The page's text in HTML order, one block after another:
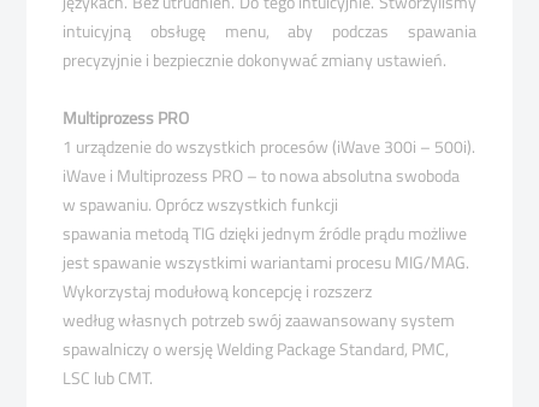
intuicyjną obsługę menu, aby podczas spawania
precyzyjnie i bezpiecznie dokonywać zmiany ustawień.
Multiprozess PRO
1 urządzenie do wszystkich procesów (iWave 300i – 500i).
iWave i Multiprozess PRO – to nowa absolutnaswoboda
w spawaniu. Oprócz wszystkich funkcji
spawania metodą TIG dzięki jednym źródle prądu możliwe
jest spawanie wszystkimi wariantami procesu MIG/MAG.
Wykorzystaj modułową koncepcję i rozszerz
według własnych potrzeb swój zaawansowany system
spawalniczy o wersję Welding Package Standard, PMC,
LSC lub CMT.